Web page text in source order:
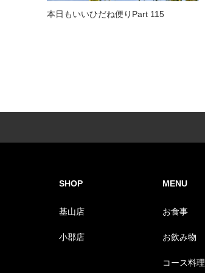
本日もいいひだね便りPart 115
SHOP
基山店
小郡店
MENU
お食事
お飲み物
コース料理